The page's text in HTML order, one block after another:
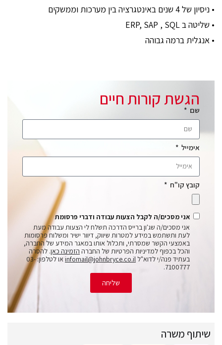
• ניסיון של 4 שנים באינטגרציה בין מערכות וממשקים
• שליטה ב ERP, SAP , SQL
• אנגלית ברמה גבוהה
הגשת קורות חיים
שם
אימייל
קובץ קו"ח
אני מסכים/ה לקבל הצעות עבודה ודברי פרסומת
אני מסכים/ה שג'ון ברייס הדרכה תשלח לי הצעות עבודה מעת
לעת ותשתמש במידע למטרות שיווק, דיוור ישיר ומשלוח פרסומות
באמצעי הקשר שמסרתי, ותכלול אותו במאגר המידע של החברה,
והכל בכפוף למדיניות הפרטיות של החברה הזמינה כאן. להסרה
בעתיד פנה/י לדוא"ל infomail@johnbryce.co.il
או לטלפון: 03-
7100777.
שליחה
שיתוף משרה